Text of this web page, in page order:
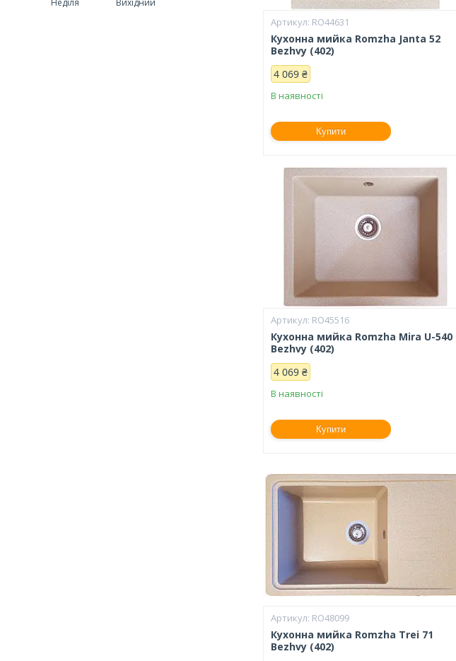
RO44631
Кухонна мийка Romzha Janta 52
Bezhvy (402)
4 069 ₴
В наявності
Купити
RO45516
Кухонна мийка Romzha Mira U-540
Bezhvy (402)
4 069 ₴
В наявності
Купити
RO48099
Кухонна мийка Romzha Trei 71
Bezhvy (402)